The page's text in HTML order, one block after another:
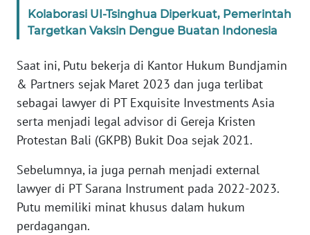
Kolaborasi UI-Tsinghua Diperkuat, Pemerintah
Targetkan Vaksin Dengue Buatan Indonesia
Saat ini, Putu bekerja di Kantor Hukum Bundjamin
& Partners sejak Maret 2023 dan juga terlibat
sebagai lawyer di PT Exquisite Investments Asia
serta menjadi legal advisor di Gereja Kristen
Protestan Bali (GKPB) Bukit Doa sejak 2021.
Sebelumnya, ia juga pernah menjadi external
lawyer di PT Sarana Instrument pada 2022-2023.
Putu memiliki minat khusus dalam hukum
perdagangan.
PEDOMAN
MEDIA
SIBER
KARIR
DISCLAIMER
Wahana
News
Regional